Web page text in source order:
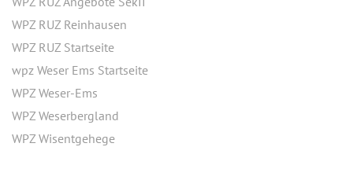
WPZ RUZ Reinhausen
WPZ RUZ Startseite
wpz Weser Ems Startseite
WPZ Weser-Ems
WPZ Weserbergland
WPZ Wisentgehege